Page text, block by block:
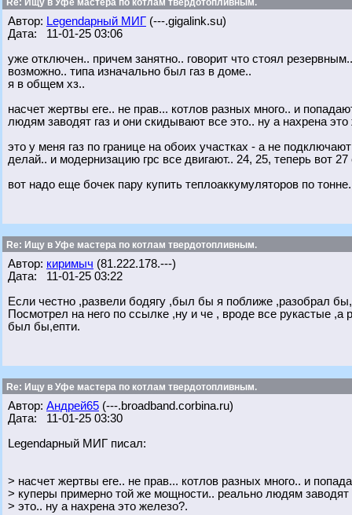
Re: Ищу в Уфе мастера по котлам твердотопливным.
Автор: Legendарный МИГ (---.gigalink.su)
Дата: 11-01-25 03:06
уже отключен.. причем занятно.. говорит что стоял
возможно.. типа изначально был газ в доме..
я в общем хз..
насчет жертвы еге.. не прав... котлов разных много.. и
людям заводят газ и они скидывают все это.. ну а нахрена
это у меня газ по границе на обоих участках - а не
делай.. и модернизацию грс все двигают.. 24, 25, теперь вот 27
вот надо еще бочек пару купить теплоаккумуляторов по
Re: Ищу в Уфе мастера по котлам твердотопливным.
Автор: киримыч (81.222.178.---)
Дата: 11-01-25 03:22
Если честно ,развели бодягу ,был бы я поближе ,разобрал
Посмотрел на него по ссылке ,ну и че , вроде все рукастые
был бы,епти.
Re: Ищу в Уфе мастера по котлам твердотопливным.
Автор: Андрей65 (---.broadband.corbina.ru)
Дата: 11-01-25 03:30
Legendарный МИГ писал:
> насчет жертвы еге.. не прав... котлов разных много.. и
> куперы примерно той же мощности.. реально людям заводят
> это.. ну а нахрена это железо?.